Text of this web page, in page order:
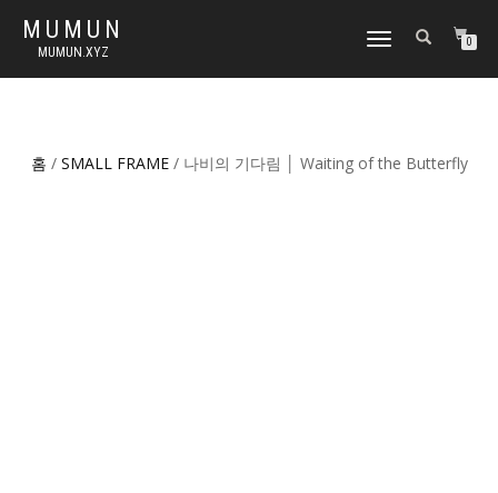
MUMUN
MUMUN.XYZ
토
내
션
0
홈 / SMALL FRAME/ 나비의 기다림 │ Waiting of the Butterfly